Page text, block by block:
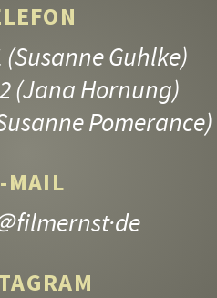
(Susanne Guhlke)
(Jana Hornung)
Pomerance)
MAIL
filmernst·de